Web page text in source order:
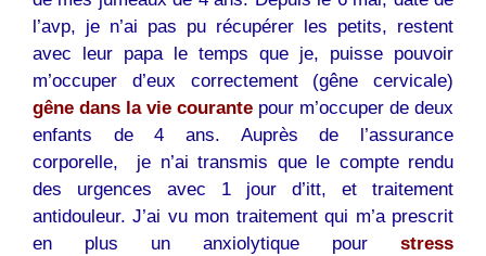
l’avp, je n’ai pas pu récupérer les petits, restent
avec leur papa le temps que je, puisse pouvoir
m’occuper d’eux correctement (gêne cervicale)
gêne dans la vie courante pour m’occuper de deux
enfants de 4 ans. Auprès de l’assurance
corporelle, je n’ai transmis que le compte rendu
des urgences avec 1 jour d’itt, et traitement
antidouleur. J’ai vu mon traitement qui m’a prescrit
en plus un anxiolytique pour stress